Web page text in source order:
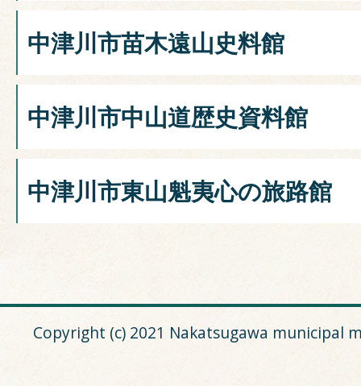
中津川市苗木遠山史料館
中津川市中山道歴史資料館
中津川市東山魁夷心の旅路館
Copyright (c) 2021 Nakatsugawa municipal